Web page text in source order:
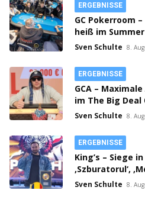
ERGEBNISSE
GC Pokerroom
heiß im
Sven Schulte 8.
ERGEBNISSE
GCA –
im The Big Deal
Sven Schulte 8.
ERGEBNISSE
King’s – Siege
‚Szburatorul‘,
Sven Schulte 8.